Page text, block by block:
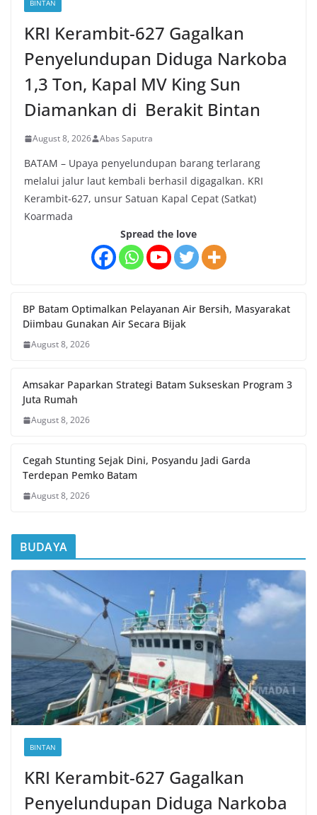
BINTAN
KRI Kerambit-627 Gagalkan
Penyelundupan Diduga Narkoba
1,3 Ton, Kapal MV King Sun
Diamankan di Berakit Bintan
August 8, 2026 Abas Saputra
BATAM – Upaya penyelundupan barang terlarang
melalui jalur laut kembali berhasil digagalkan. KRI
Kerambit-627, unsur Satuan Kapal Cepat (Satkat)
Koarmada
Spread the love
BP Batam Optimalkan Pelayanan Air Bersih, Masyarakat
Diimbau Gunakan Air Secara Bijak
August 8, 2026
Amsakar Paparkan Strategi Batam Sukseskan Program 3
Juta Rumah
August 8, 2026
Cegah Stunting Sejak Dini, Posyandu Jadi Garda
Terdepan Pemko Batam
August 8, 2026
BUDAYA
BINTAN
KRI Kerambit-627 Gagalkan
Penyelundupan Diduga Narkoba